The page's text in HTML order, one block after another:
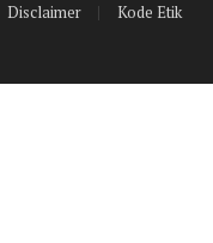
Disclaimer Kode Etik